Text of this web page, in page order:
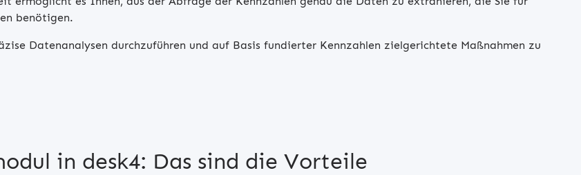
benötigen.
Datenanalysen durchzuführen und auf Basis fundierter Kennzahlen zielgerichtete Maßnahmen zu
in desk4: Das sind die Vorteile